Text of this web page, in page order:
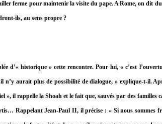
ferme pour maintenir la visite du pape. A Rome, on dit
ils, au sens propre ?
d’« historique » cette rencontre. Pour lui, « c’est
n’y aurait plus de possibilité de dialogue, » explique-t-il.
», il rappelle la Shoah et le fait que, sauvés par des familles
Rappelant Jean-Paul II, il précise : « Si nous sommes